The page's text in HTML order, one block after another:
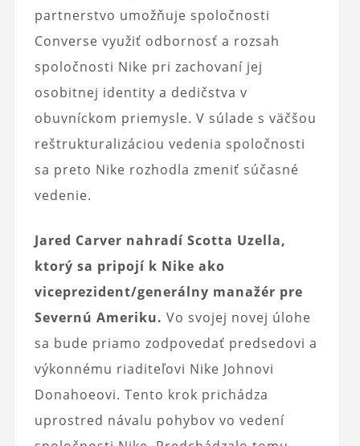
partnerstvo umožňuje spoločnosti
Converse využiť odbornosť a rozsah
spoločnosti Nike pri zachovaní jej
osobitnej identity a dedičstva v
obuvníckom priemysle. V súlade s väčšou
reštrukturalizáciou vedenia spoločnosti
sa preto Nike rozhodla zmeniť súčasné
vedenie.
Jared Carver nahradí Scotta Uzella,
ktorý sa pripojí k Nike ako
viceprezident/generálny manažér pre
Severnú Ameriku. Vo svojej novej úlohe
sa bude priamo zodpovedať predsedovi a
výkonnému riaditeľovi Nike Johnovi
Donahoeovi. Tento krok prichádza
uprostred návalu pohybov vo vedení